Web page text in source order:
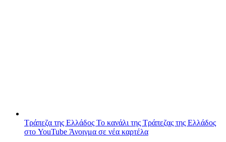
Τράπεζα της Ελλάδος Το κανάλι της Τράπεζας της Ελλάδος
στο YouTube Άνοιγμα σε νέα καρτέλα